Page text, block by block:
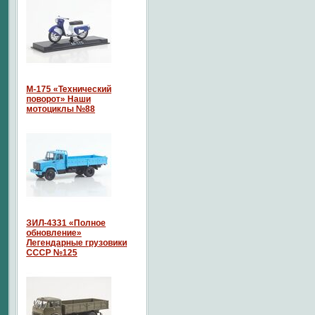
М-175 «Технический
поворот» Наши
мотоциклы №88
ЗИЛ-4331 «Полное
обновление»
Легендарные грузовики
СССР №125